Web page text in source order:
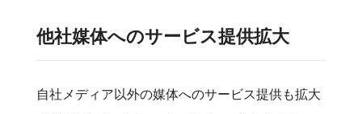
他社媒体へのサービス提供拡大
自社メディア以外の媒体へのサービス提供も拡大